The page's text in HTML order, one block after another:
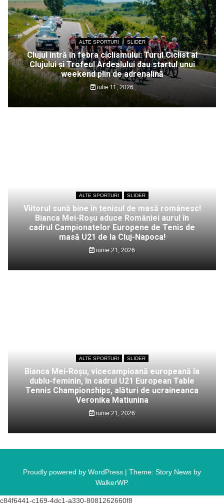
ALTE SPORTURI SLIDER
Clujul intră în febra ciclismului: Turul Ciclist al
Clujului și Trofeul Ardealului dau startul unui
weekend plin de adrenalină
iulie 11, 2026
ALTE SPORTURI SLIDER
Viitorul sună bine în tenisul de masă românesc!
Bianca Mei-Roșu aduce României aurul în
cadrul Campionatelor Europene de Tenis de
masă U21 de la Cluj-Napoca!
iunie 21, 2026
ALTE SPORTURI SLIDER
Bianca Mei-Roșu, vicecampioană europeană la
dublu-feminin, în cadrul U21 European Table
Tennis Championships, alături de ucraineanca
Veronika Matiunina
iunie 21, 2026
Proudly powered by WordPress | Theme: Story News by
WalkerWP.
c84f6441-c169-4dc1-a330-8081262660f8